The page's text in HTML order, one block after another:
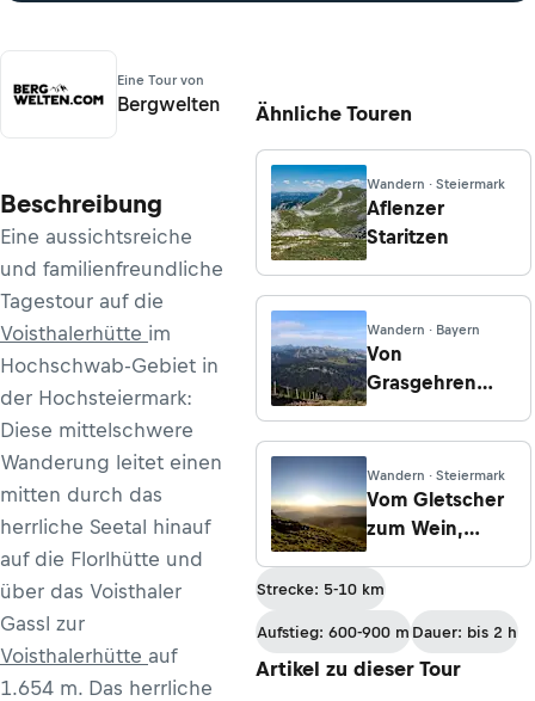
Eine Tour von
Bergwelten
Beschreibung
Eine aussichtsreiche
und familienfreundliche
Tagestour auf die
Voisthalerhütte im
Hochschwab-Gebiet in
der Hochsteiermark:
Diese mittelschwere
Wanderung leitet einen
mitten durch das
herrliche Seetal hinauf
auf die Florlhütte und
über das Voisthaler
Gassl zur
Voisthalerhütte auf
1.654 m. Das herrliche
Ähnliche Touren
Wandern · Steiermark
Aflenzer
Staritzen
Wandern · Bayern
Von
Grasgehren
Horn
Wandern · Steiermark
Vom Gletscher
zum Wein,
Etappe 14: Von
der Tonnerhütte
am Zirbitzkogel
nach Obdach
Strecke: 5-10 km
Aufstieg: 600-900 m Dauer: bis 2 h
Artikel zu dieser Tour